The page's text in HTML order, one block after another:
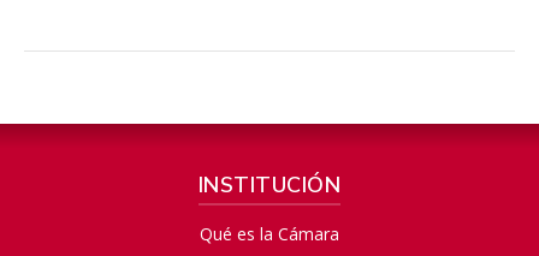
INSTITUCIÓN
Qué es la Cámara